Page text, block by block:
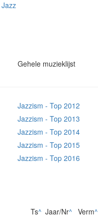
Jazz
Gehele muzieklijst
Jazzism - Top 2012
Jazzism - Top 2013
Jazzism - Top 2014
Jazzism - Top 2015
Jazzism - Top 2016
Ts^ Jaar/Nr^ Verm^